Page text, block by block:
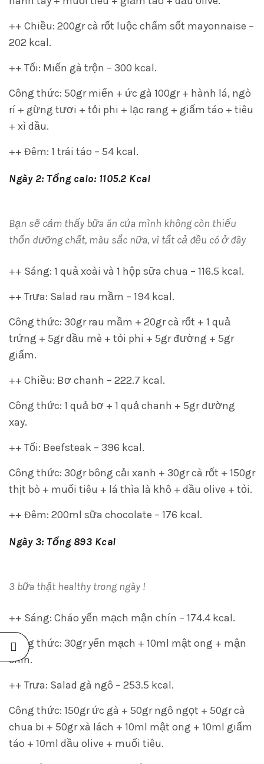
++ Chiều: 200gr cà rốt luộc chấm sốt mayonnaise –
202 kcal.
++ Tối: Miến gà trộn – 300 kcal.
Công thức: 50gr miến + ức gà 100gr + hành lá, ngò
rí + gừng tươi + tỏi phi + lạc rang + giấm táo + tiêu
+ xì dầu.
++ Đêm: 1 trái táo – 54 kcal.
Ngày 2: Tổng calo: 1105.2 Kcal
Bạn sẽ cảm thấy bữa ăn của mình không còn thiếu
thốn dưỡng chất, màu sắc nữa, vì tất cả đều có ở đây
++ Sáng: 1 quả xoài và 1 hộp sữa chua – 116.5 kcal.
++ Trưa: Salad rau mầm – 194 kcal.
Công thức: 30gr rau mầm + 20gr cà rốt + 1 quả
trứng + 5gr dầu mè + tỏi phi + 5gr đường + 5gr
giấm.
++ Chiều: Bơ chanh – 222.7 kcal.
Công thức: 1 quả bơ + 1 quả chanh + 5gr đường
xay.
++ Tối: Beefsteak – 396 kcal.
Công thức: 30gr bông cải xanh + 30gr cà rốt + 150gr
thịt bò + muối tiêu + lá thìa là khô + dầu olive + tỏi.
++ Đêm: 200ml sữa chocolate – 176 kcal.
Ngày 3: Tổng 893 Kcal
3 bữa thật healthy trong ngày !
++ Sáng: Cháo yến mạch mận chín – 174.4 kcal.
Công thức: 30gr yến mạch + 10ml mật ong + mận
chín.
++ Trưa: Salad gà ngô – 253.5 kcal.
Công thức: 150gr ức gà + 50gr ngô ngọt + 50gr cà
chua bi + 50gr xà lách + 10ml mật ong + 10ml giấm
táo + 10ml dầu olive + muối tiêu.